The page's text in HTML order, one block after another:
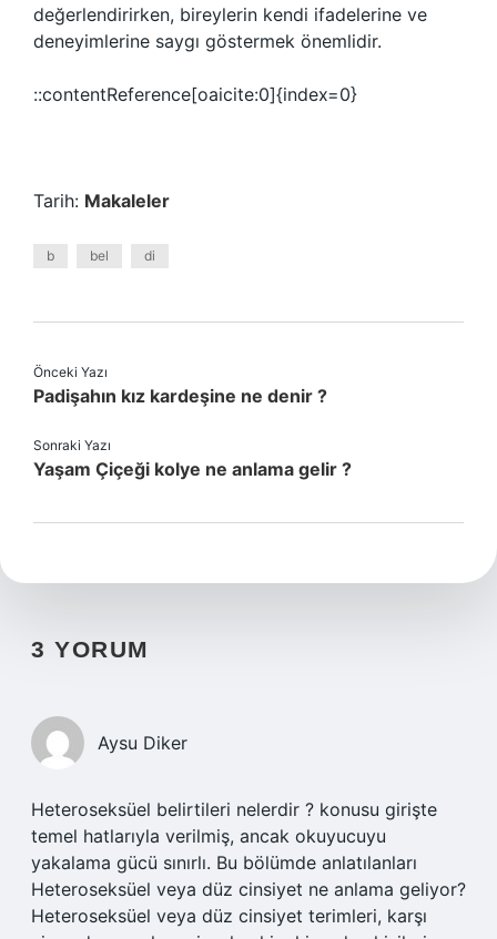
değerlendirirken, bireylerin kendi ifadelerine ve
deneyimlerine saygı göstermek önemlidir.
::contentReference[oaicite:0]{index=0}
Tarih: Makaleler
b bel di
Önceki Yazı
Padişahın kız kardeşine ne denir ?
Sonraki Yazı
Yaşam Çiçeği kolye ne anlama gelir ?
3 YORUM
Aysu Diker
Heteroseksüel belirtileri nelerdir ? konusu girişte
temel hatlarıyla verilmiş, ancak okuyucuyu
yakalama gücü sınırlı. Bu bölümde anlatılanları
Heteroseksüel veya düz cinsiyet ne anlama geliyor?
Heteroseksüel veya düz cinsiyet terimleri, karşı